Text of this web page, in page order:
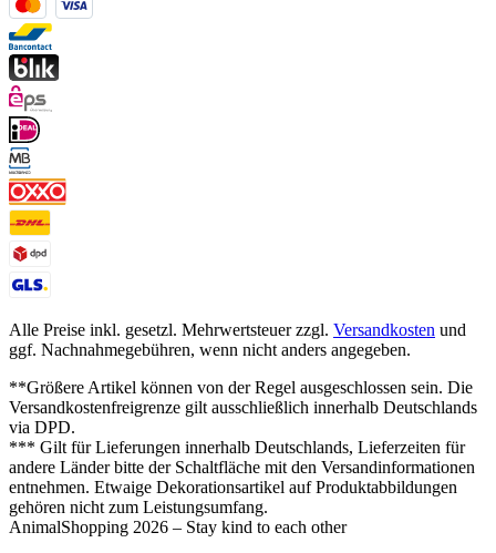
Alle Preise inkl. gesetzl. Mehrwertsteuer zzgl. Versandkosten und
ggf. Nachnahmegebühren, wenn nicht anders angegeben.
**Größere Artikel können von der Regel ausgeschlossen sein. Die
Versandkostenfreigrenze gilt ausschließlich innerhalb Deutschlands
via DPD.
*** Gilt für Lieferungen innerhalb Deutschlands, Lieferzeiten für
andere Länder bitte der Schaltfläche mit den Versandinformationen
entnehmen. Etwaige Dekorationsartikel auf Produktabbildungen
gehören nicht zum Leistungsumfang.
AnimalShopping 2026 – Stay kind to each other